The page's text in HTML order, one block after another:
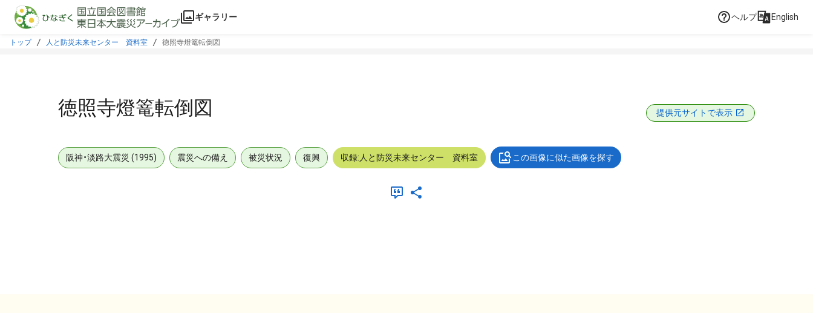
本文に飛ぶ
ギャラリー ヘルプ English
トップ 人と防災未来センター 資料室 徳照寺燈篭転倒図
徳照寺燈篭転倒図 提供元サイトで表示
阪神・淡路大震災 (1995) 震災への備え 被災状況 復興 収録:人と防災未来センター 資料室 この画像に似た画像を探す